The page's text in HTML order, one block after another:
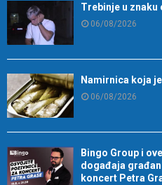
Trebinje u znaku
06/08/2026
Namirnica koja
06/08/2026
Bingo Group i
događaja
koncert Petra